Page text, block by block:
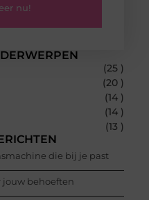
(25 )
(20 )
(14 )
(14 )
(13 )
die bij je past
jouw behoeften
nu!